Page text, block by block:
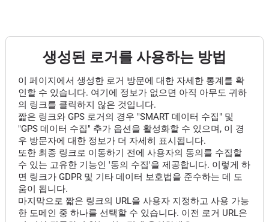
생성된 로거를 사용하는 방법
이 페이지에서 생성한 로거 방문에 대한 자세한 통계를 확
인할 수 있습니다. 여기에 정보가 없으면 아직 아무도 귀하
의 링크를 클릭하지 않은 것입니다.
짧은 링크와 GPS 로거의 경우 "SMART 데이터 수집" 및
"GPS 데이터 수집" 추가 옵션을 활성화할 수 있으며, 이 경
우 방문자에 대한 정보가 더 자세히 표시됩니다.
또한 최종 링크로 이동하기 전에 사용자의 동의를 수집할
수 있는 고유한 기능인 '동의 수집'을 제공합니다. 이렇게 하
면 링크가 GDPR 및 기타 데이터 보호법을 준수하는 데 도
움이 됩니다.
마지막으로 짧은 링크의 URL을 사용자 지정하고 사용 가능
한 도메인 중 하나를 선택할 수 있습니다. 이전 로거 URL은